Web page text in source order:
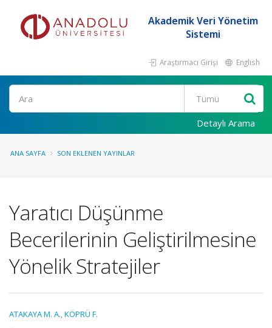
Akademik Veri Yönetim
Sistemi
Araştırmacı Girişi English
Ara
Detaylı Arama
ANA SAYFA SON EKLENEN YAYINLAR
Yaratıcı Düşünme
Becerilerinin Geliştirilmesine
Yönelik Stratejiler
ATAKAYA M. A.,KÖPRÜ F.